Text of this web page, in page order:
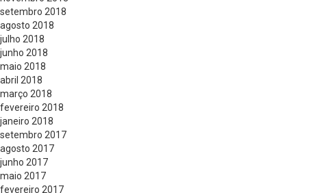
setembro 2018
agosto 2018
julho 2018
junho 2018
maio 2018
abril 2018
março 2018
fevereiro 2018
janeiro 2018
setembro 2017
agosto 2017
junho 2017
maio 2017
fevereiro 2017